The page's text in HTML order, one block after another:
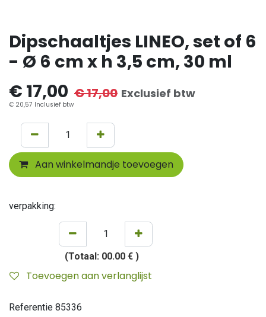
Dipschaaltjes LINEO, set of 6
- Ø 6 cm x h 3,5 cm, 30 ml
€ 17,00 €17,00 Exclusief btw
€ 20,57 Inclusief btw
Aan winkelmandje toevoegen
verpakking:
(Totaal: 00.00 € )
Toevoegen aan verlanglijst
Referentie 85336